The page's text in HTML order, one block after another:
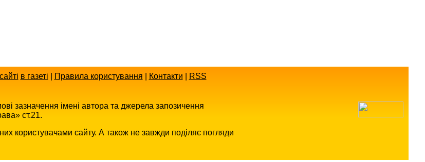
в газеті Правила користування Контакти RSS
зазначення імені автора та джерела запозичення
ст.21.
користувачами сайту. А також не завжди поділяє погляди